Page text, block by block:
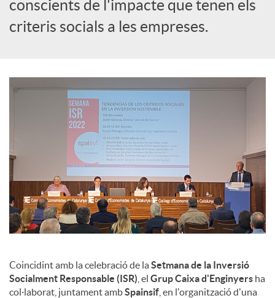
conscients de l'impacte que tenen els
criteris socials a les empreses.
Coincidint amb la celebració de laSetmana de la Inversió
Socialment Responsable (ISR) , el Grup Caixa d'Enginyers ha
col·laborat, juntament ambSpainsif , en l'organització d'una